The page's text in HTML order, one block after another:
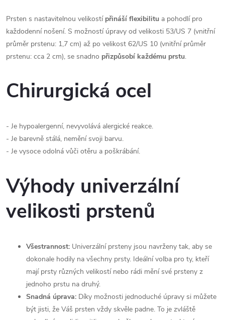
Prsten s nastavitelnou velikostí přináší flexibilitu a pohodlí pro
každodenní nošení. S možností úpravy od velikosti 53/US 7 (vnitřní
průměr prstenu: 1,7 cm) až po velikost 62/US 10 (vnitřní průměr
prstenu: cca 2 cm), se snadno přizpůsobí každému prstu.
Chirurgická ocel
- Je hypoalergenní, nevyvolává alergické reakce.
- Je barevně stálá, nemění svoji barvu.
- Je vysoce odolná vůči otěru a poškrábání.
Výhody univerzální
velikosti prstenů
Všestrannost: Univerzální prsteny jsou navrženy tak, aby se
dokonale hodily na všechny prsty. Ideální volba pro ty, kteří
mají prsty různých velikostí nebo rádi mění své prsteny z
jednoho prstu na druhý.
Snadná úprava: Díky možnosti jednoduché úpravy si můžete
být jisti, že Váš prsten vždy skvěle padne. To je zvláště